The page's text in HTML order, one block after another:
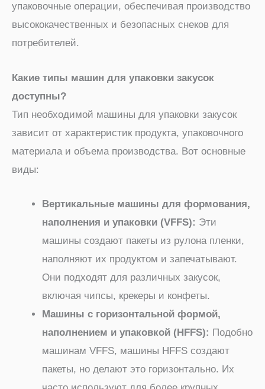
упаковочные операции, обеспечивая производство
высококачественных и безопасных снеков для
потребителей.
Какие типы машин для упаковки закусок
доступны?
Тип необходимой машины для упаковки закусок
зависит от характеристик продукта, упаковочного
материала и объема производства. Вот основные
виды:
Вертикальные машины для формования,
наполнения и упаковки (VFFS): Эти
машины создают пакеты из рулона пленки,
наполняют их продуктом и запечатывают.
Они подходят для различных закусок,
включая чипсы, крекеры и конфеты.
Машины с горизонтальной формой,
наполнением и упаковкой (HFFS): Подобно
машинам VFFS, машины HFFS создают
пакеты, но делают это горизонтально. Их